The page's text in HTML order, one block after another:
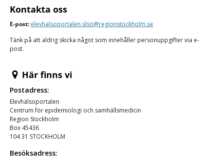
Kontakta oss
E-post: elevhalsoportalen.slso@regionstockholm.se
Tänk på att aldrig skicka något som innehåller personuppgifter via e-
post.
Här finns vi
Postadress:
Elevhälsoportalen
Centrum för epidemiologi och samhällsmedicin
Region Stockholm
Box 45436
104 31 STOCKHOLM
Besöksadress: